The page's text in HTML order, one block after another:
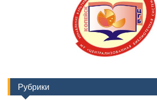
Рубрики